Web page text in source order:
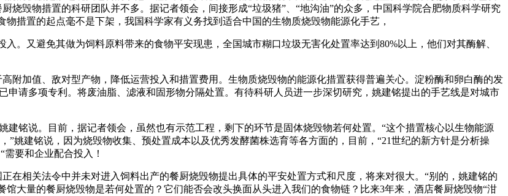
烧毁物措置的科研团队并不多。据记者领会，间接形成“垃圾猪”、“地沟油”的众多，中国科学院合肥物质科学研究
措置的起点毫不是下架，我国科学家有义务找到适合中国的生物质烧毁物能源化手艺，
又避免其做为饲料原料带来的食物平安现患，全国城市糊口垃圾无害化处置率达到80%以上，他们对其酶解、
加值、敌对型产物，降低运营投入和措置费用。生物质烧毁物的能源化措置获得普遍关心。淀粉酶和卵白酶的发
申请多项专利。将废油脂、滤液和固形物分隔处置。有待科研人员进一步深切研究，姚建铭提出的手艺线是对城市
铭说。目前，据记者领会，虽然也有示范工程，剩下的环节是固体烧毁物若何处置。“这个措置核心以生物能源
”姚建铭说，因为烧毁物收集、预处置成本以及优秀发酵菌株选育等各方面的，目前，“21世纪的新方针是分析操
要和企业配合投入！
相关法令中并未对进入饲料出产的餐厨烧毁物提出具体的平安处置方式和尺度，将来对很大。“别的，姚建铭的
大量的餐厨烧毁物是若何处置的？它们能否会改头换面从头进入我们的食物链？比来3年来，酒店餐厨烧毁物“泔